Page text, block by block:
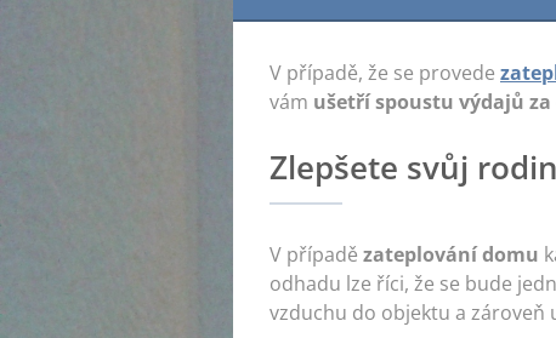
V případě, že se provede
vám ušetří spoustu výdajů za
Zlepšete svůj
V případě zateplování domu
odhadu lze říci, že se bude
vzduchu do objektu a zároveň